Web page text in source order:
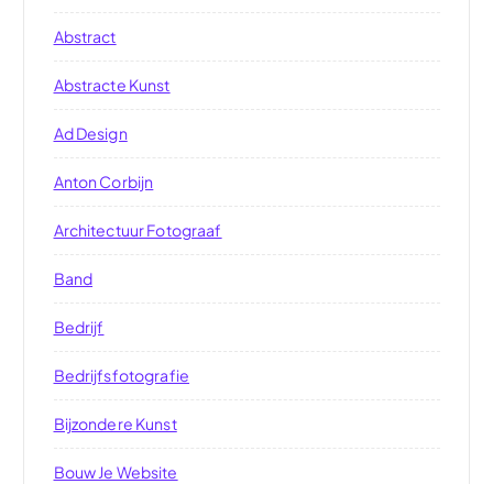
Abstract
Abstracte Kunst
Ad Design
Anton Corbijn
Architectuur Fotograaf
Band
Bedrijf
Bedrijfsfotografie
Bijzondere Kunst
Bouw Je Website